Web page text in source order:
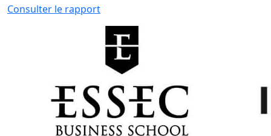
Consulter le rapport